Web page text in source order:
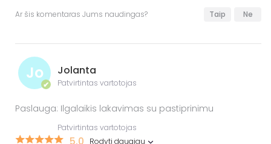
Ar šis komentaras Jums naudingas? Taip Ne
Jo
✔
Jolanta
Patvirtintas vartotojas
Paslauga: Ilgalaikis lakavimas su pastiprinimu
Patvirtintas vartotojas
5.0 Rodyti daugiau